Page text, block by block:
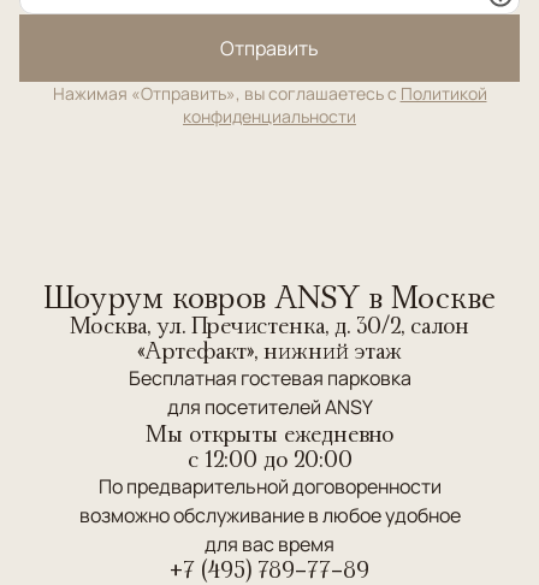
Отправить
Нажимая «Отправить», вы соглашаетесь с Политикой
конфиденциальности
Шоурум ковров ANSY в Москве
Москва, ул. Пречистенка, д. 30/2, салон
«Артефакт», нижний этаж
Бесплатная гостевая парковка
для посетителей ANSY
Мы открыты ежедневно
c 12:00 до 20:00
По предварительной договоренности
возможно обслуживание в любое удобное
для вас время
+7 (495) 789-77-89